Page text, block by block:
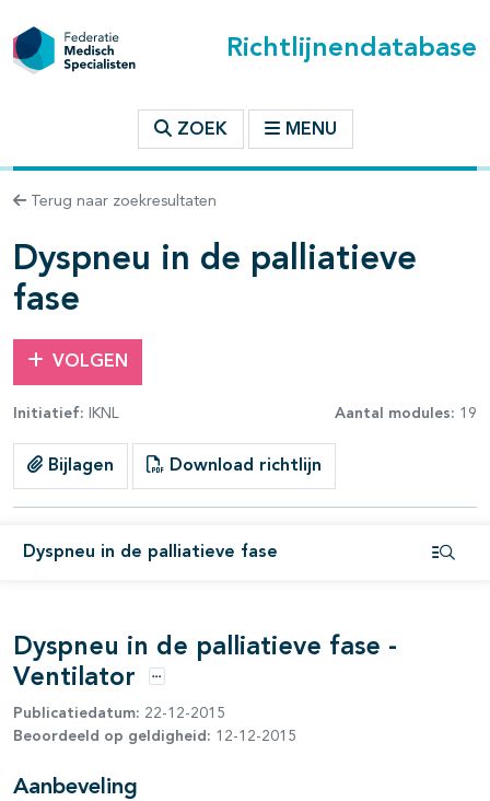
Richtlijnendatabase
ZOEK MENU
Terug naar zoekresultaten
Dyspneu in de palliatieve
fase
VOLGEN
Initiatief: IKNL Aantal modules: 19
Bijlagen Download richtlijn
Dyspneu in de palliatieve fase
binnen deze richtlijn
open- en dichtklappen
open- en dichtklappen
Dyspneu in de palliatieve fase -
Ventilator
Opties
Publicatiedatum: 22-12-2015
Beoordeeld op geldigheid: 12-12-2015
Aanbeveling